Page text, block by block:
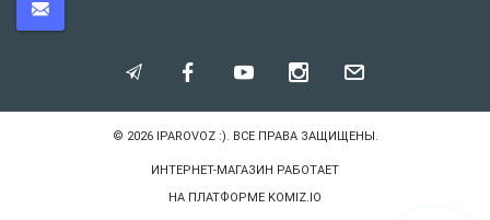
© 2026 IPAROVOZ :). ВСЕ ПРАВА ЗАЩИЩЕНЫ.
ИНТЕРНЕТ-МАГАЗИН РАБОТАЕТ
НА ПЛАТФОРМЕ KOMIZ.IO